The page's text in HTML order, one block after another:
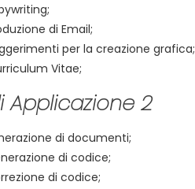
di Email;
per la creazione grafica;
Vitae;
Applicazione 2
di documenti;
di codice;
di codice;